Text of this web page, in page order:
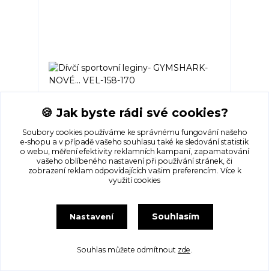
Dívčí sportovní leginy- GYMSHARK-NOVÉ...
VEL-158-170
Skladem 1 ks
Přidat do košíku
🍪 Jak byste rádi své cookies?
Soubory cookies používáme ke správnému fungování našeho
e-shopu a v případě vašeho souhlasu také ke sledování statistik
o webu, měření efektivity reklamních kampaní, zapamatování
vašeho oblíbeného nastavení při používání stránek, či
zobrazení reklam odpovídajících vašim preferencím. Více k
využití cookies
Nastavení Souhlasím
Souhlas můžete odmítnout zde